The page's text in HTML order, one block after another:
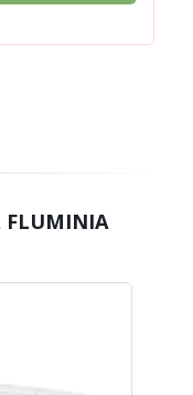
FLUMINIA